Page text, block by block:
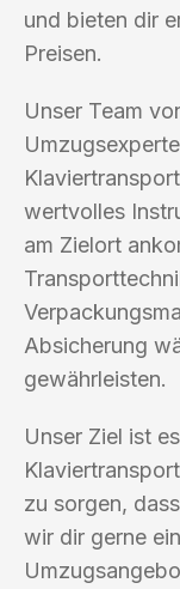
und bieten dir
Preisen.
Unser Team
wertvolles
am Zielort
Absicherung
gewährleisten.
Unser Ziel ist
zu sorgen,
wir dir gerne